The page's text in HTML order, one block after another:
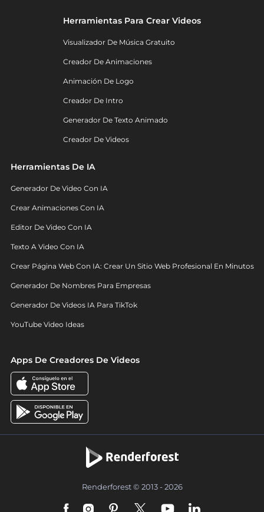
Herramientas Para Crear Videos
Visualizador De Música Gratuito
Creador De Animaciones
Animación De Logo
Creador De Intro
Generador De Texto Animado
Creador De Videos
Herramientas De IA
Generador De Video Con IA
Crear Animaciones Con IA
Editor De Video Con IA
Texto A Video Con IA
Crear Página Web Con IA: Crear Un Sitio Web Profesional En Minutos
Generador De Nombres Para Empresas
Generador De Videos IA Para TikTok
YouTube Video Ideas
Apps De Creadores De Videos
Renderforest © 2013 - 2026